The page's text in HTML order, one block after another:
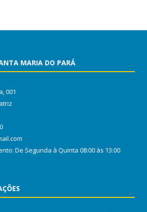
MARIA DO PARÁ
001
De Segunda à Quinta 08:00 às 13:00